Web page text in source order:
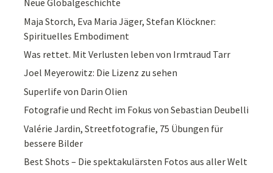
Neue Globalgeschichte
Maja Storch, Eva Maria Jäger, Stefan Klöckner:
Spirituelles Embodiment
Was rettet. Mit Verlusten leben von Irmtraud Tarr
Joel Meyerowitz: Die Lizenz zu sehen
Superlife von Darin Olien
Fotografie und Recht im Fokus von Sebastian Deubelli
Valérie Jardin, Streetfotografie, 75 Übungen für
bessere Bilder
Best Shots – Die spektakulärsten Fotos aus aller Welt